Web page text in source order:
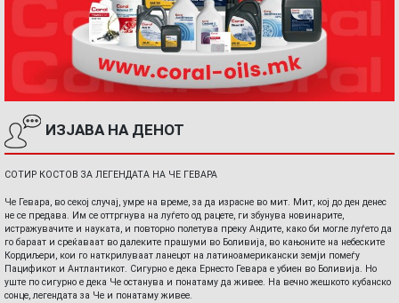
ИЗЈАВА НА ДЕНОТ
СОТИР КОСТОВ ЗА ЛЕГЕНДАТА НА ЧЕ ГЕВАРА
Че Гевара, во секој случај, умре на време, за да израсне во мит. Мит, кој до ден денес
не се предава. Им се оттргнува на луѓето од рацете, ги збунува новинарите,
истражувачите и науката, и повторно полетува преку Андите, како би могле луѓето да
го бараат и среќаваат во далеките прашуми во Боливија, во кањоните на небеските
Кордиљери, кои го наткрилуваат ланецот на латиноамерикански земји помеѓу
Пацификот и Антлантикот. Сигурно е дека Ернесто Гевара е убиен во Боливија. Но
уште по сигурно е дека Че останува и понатаму да живее. На вечно жешкото кубанско
сонце, легендата за Че и понатаму живее.